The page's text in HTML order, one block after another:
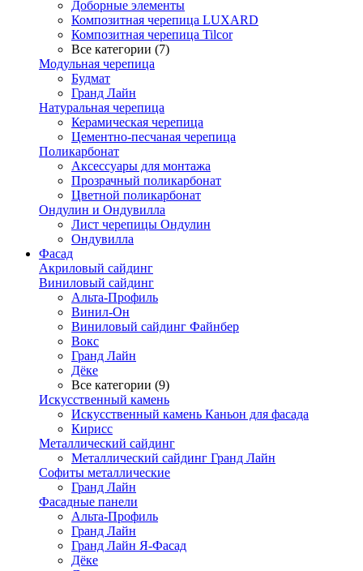
Доборные элементы
Композитная черепица LUXARD
Композитная черепица Tilcor
Все категории (7)
Модульная черепица
Будмат
Гранд Лайн
Натуральная черепица
Керамическая черепица
Цементно-песчаная черепица
Поликарбонат
Аксессуары для монтажа
Прозрачный поликарбонат
Цветной поликарбонат
Ондулин и Ондувилла
Лист черепицы Ондулин
Ондувилла
Фасад
Акриловый сайдинг
Виниловый сайдинг
Альта-Профиль
Винил-Он
Виниловый сайдинг Файнбер
Вокс
Гранд Лайн
Дёке
Все категории (9)
Искусственный камень
Искусственный камень Каньон для фасада
Кирисс
Металлический сайдинг
Металлический сайдинг Гранд Лайн
Софиты металлические
Гранд Лайн
Фасадные панели
Альта-Профиль
Гранд Лайн
Гранд Лайн Я-Фасад
Дёке